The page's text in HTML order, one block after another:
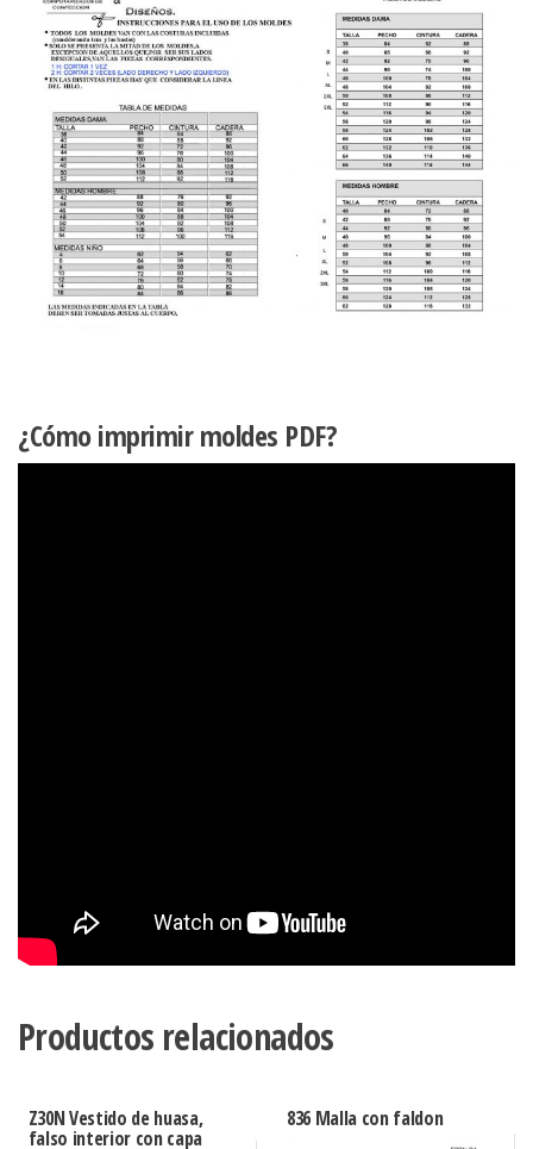
¿Cómo imprimir moldes PDF?
Productos relacionados
Z30N Vestido de huasa,
falso interior con capa
836 Malla con faldon